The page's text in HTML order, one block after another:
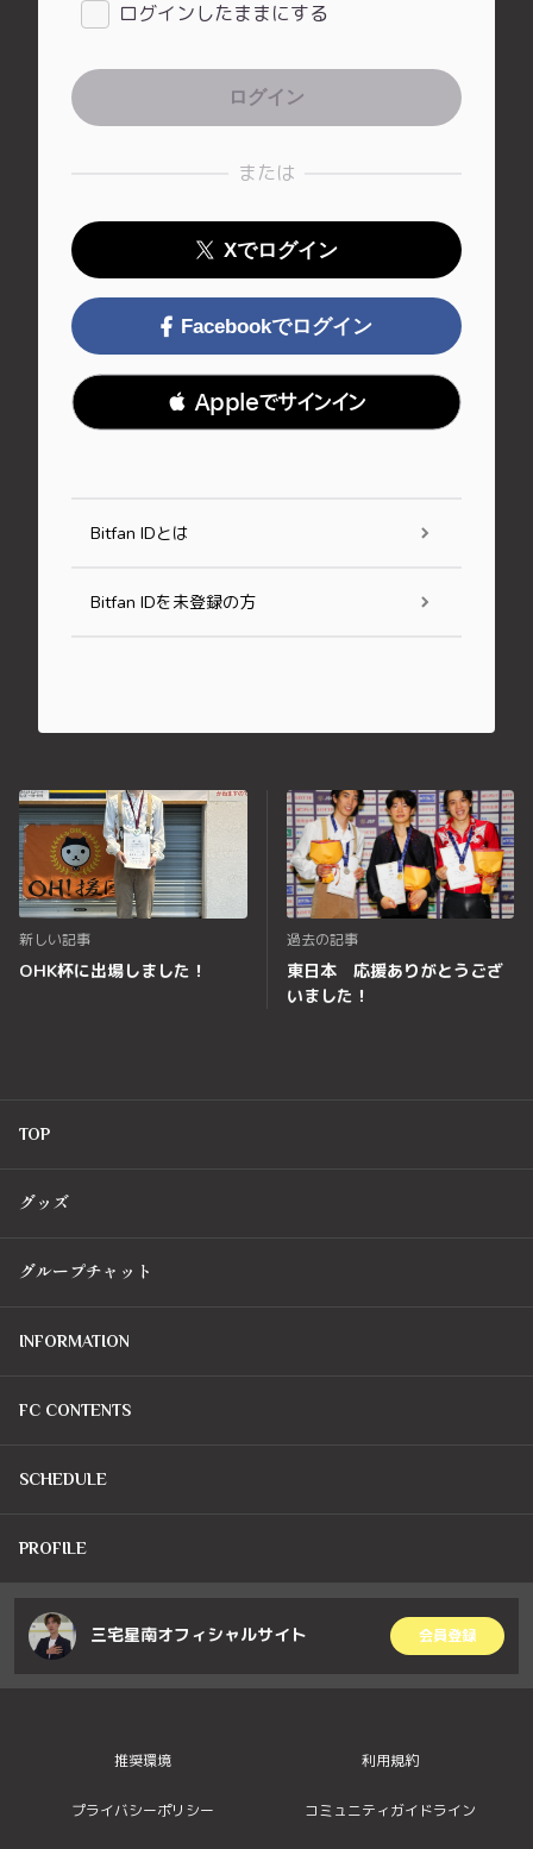
ログインしたままにする
または
Xでログイン
Facebookでログイン
 Appleでサインイン
Bitfan IDとは
Bitfan IDを未登録の方
新しい記事
OHK杯に出場しました！
過去の記事
東日本 応援ありがとうござ
いました！
TOP
グッズ
グループチャット
INFORMATION
FC CONTENTS
SCHEDULE
PROFILE
三宅星南オフィシャルサイト 会員登録
推奨環境 利用規約
プライバシーポリシー コミュニティガイドライン